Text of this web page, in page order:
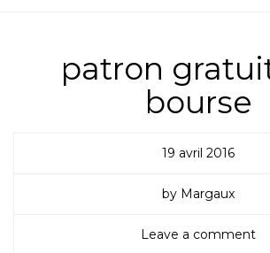
patron
bourse
19 avril 2016
by Margaux
Leave a comment